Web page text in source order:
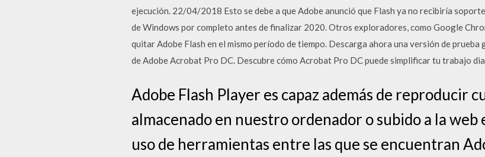
ejecución. 22/04/2018 Esto se debe a que Adobe anunció que Flash ya no recibiría
de Windows por completo antes de finalizar 2020. Otros exploradores, como Google
quitar Adobe Flash en el mismo período de tiempo. Descarga ahora una versión de
de Adobe Acrobat Pro DC. Descubre cómo Acrobat Pro DC puede simplificar tu trabajo
Adobe Flash Player es capaz además de reproducir
almacenado en nuestro ordenador o subido a la web
uso de herramientas entre las que se encuentran